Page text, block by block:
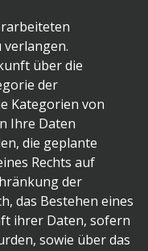
über die
der
Kategorien von
Ihre Daten
die geplante
Rechts auf
der
das Bestehen eines
ihrer Daten, sofern
sowie über das